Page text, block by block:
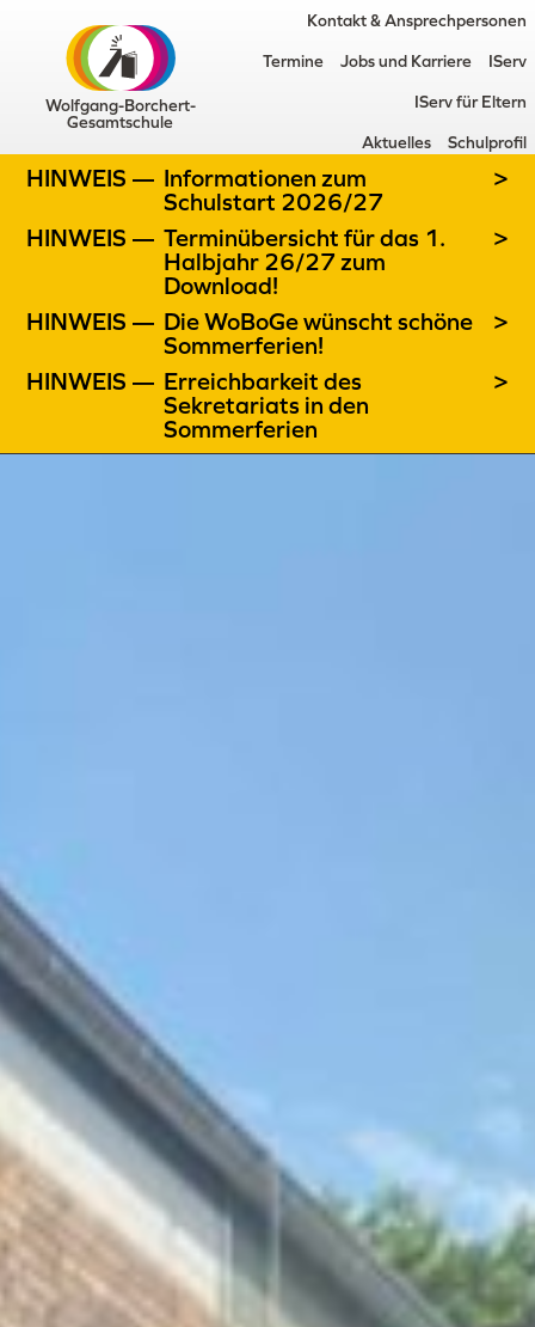
Wolfgang-Borchert-
Gesamtschule
Kontakt & Ansprechpersonen
Termine Jobs und Karriere IServ
IServ für Eltern
Aktuelles Schulprofil
HINWEIS — Informationen zum
Schulstart 2026/27
>
HINWEIS — Terminübersicht für das 1.
Halbjahr 26/27 zum
Download!
>
HINWEIS — Die WoBoGe wünscht schöne
Sommerferien!
>
HINWEIS — Erreichbarkeit des
Sekretariats in den
Sommerferien
>